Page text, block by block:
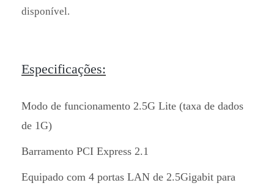
disponível.
Especificações:
Modo de funcionamento 2.5G Lite (taxa de dados
de 1G)
Barramento PCI Express 2.1
Equipado com 4 portas LAN de 2.5Gigabit para